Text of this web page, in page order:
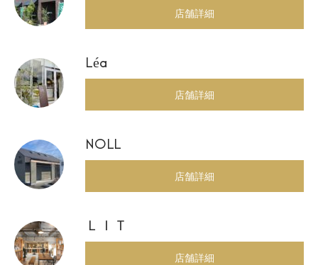
店舗詳細
Léa
店舗詳細
NOLL
店舗詳細
ＬＩＴ
店舗詳細